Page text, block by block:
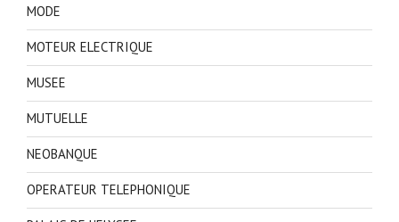
MODE
MOTEUR ELECTRIQUE
MUSEE
MUTUELLE
NEOBANQUE
OPERATEUR TELEPHONIQUE